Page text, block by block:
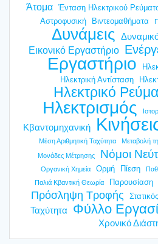
Άτομα Ένταση Ηλεκτρικού
Αστροφυσική
Βιντεομαθήματα
Δυνάμεις
Εικονικό Εργαστήριο
Εργαστήριο
Ηλεκτρική Αντίσταση
Ηλεκτρικό Ρεύμα
Ηλεκτρισμός
Κβαντομηχανική
Μέση Αριθμητική Ταχύτητα Μεταβολή
Μονάδες Μέτρησης Νόμοι
Οργανική Χημεία
Ορμή Πίεση
Παλιά Κβαντική Θεωρία
Παρουσίαση
Πρόσληψη Τροφής
Ταχύτητα Φύλλο
Χρονικό